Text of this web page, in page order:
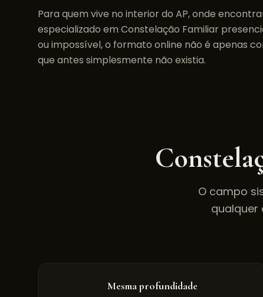
Para quem vive no interior do AP, onde
especializado em Constelação Familiar
ou impossível, o formato online não é apenas
que antes simplesmente não existia.
O campo
qualquer
Mesma profundidade